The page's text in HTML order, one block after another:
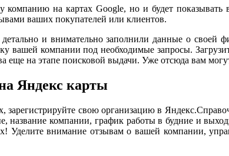
компанию на картах Google, но и будет
ваших покупателей или клиентов.
и внимательно заполнили данные о своей
вашей компании под необходимые запросы.
еще на этапе поисковой выдачи. Уже отсюда вам
Яндекс карты
зарегистрируйте свою организацию в
название компании, график работы в будние и
Уделите внимание отзывам о вашей компании,